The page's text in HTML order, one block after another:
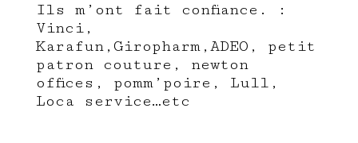
Ils m’ont fait confiance. :
Vinci,
Karafun,Giropharm,ADEO, petit
patron couture, newton
offices, pomm’poire, Lull,
Loca service…etc